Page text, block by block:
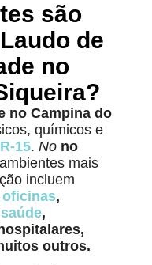
são
de
no
no Campina do
químicos e
15.No no
mais
incluem
oficinas,
saúde,
outros.